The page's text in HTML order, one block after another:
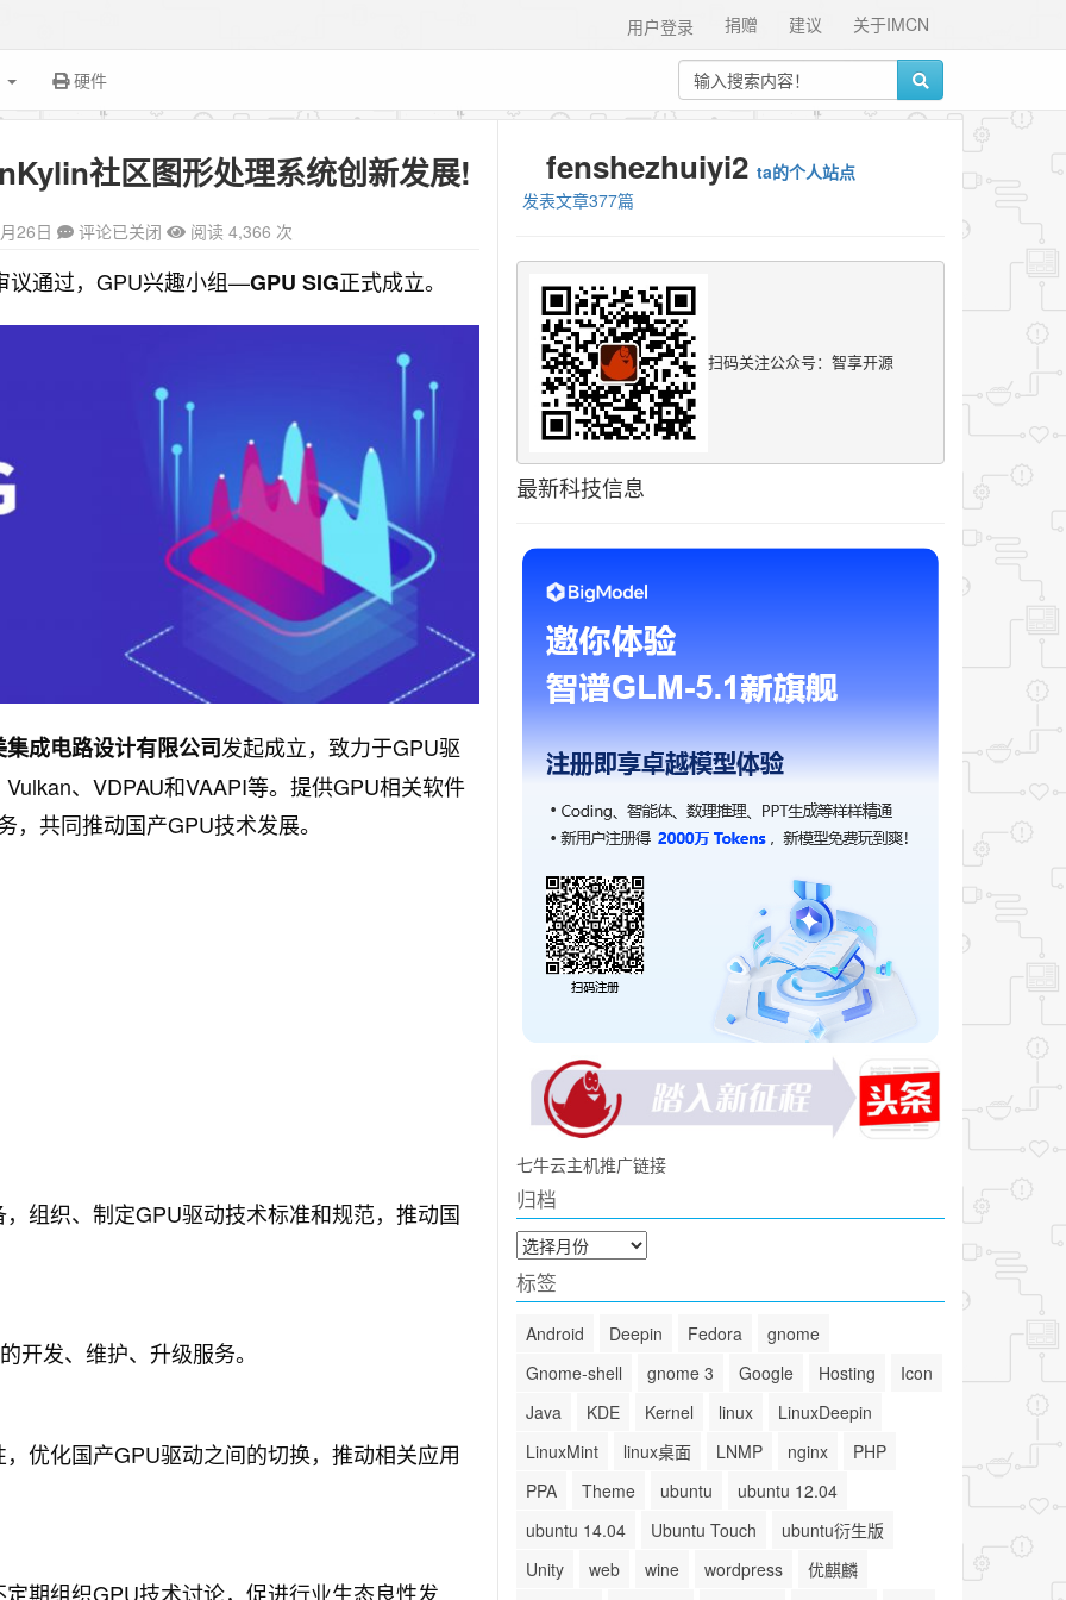
关于IMCN
建议
捐赠
用户登录
硬件
社区图形处理系统创新发展!
26日 评论已关闭 阅读 4,366 次
议通过，GPU兴趣小组—GPU SIG正式成立。
成电路设计有限公司发起成立，致力于GPU驱
、VDPAU和VAAPI等。提供GPU相关软件
共同推动国产GPU技术发展。
组织、制定GPU驱动技术标准和规范，推动国
开发、维护、升级服务。
优化国产GPU驱动之间的切换，推动相关应用
期组织GPU技术讨论，促进行业生态良性发
fenshezhuiyi2 ta的个人站点
发表文章377篇
扫码关注公众号：智享开源
最新科技信息
七牛云主机推广链接
归档
归
档
标签
Android Deepin Fedora
gnome
Gnome-shell
gnome 3 Google Hosting
Icon
Java
KDE Kernel linux
LinuxDeepin
LinuxMint
linux桌面 LNMP nginx
PHP
PPA
Theme ubuntu
ubuntu 12.04
ubuntu 14.04
Ubuntu Touch
ubuntu衍生版
Unity
web wine wordpress
优麒麟